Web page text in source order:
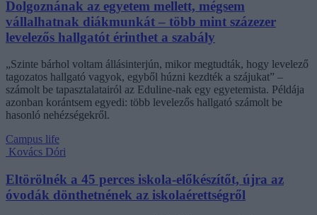
Dolgoznának az egyetem mellett, mégsem
vállalhatnak diákmunkát – több mint százezer
levelezős hallgatót érinthet a szabály
„Szinte bárhol voltam állásinterjún, mikor megtudták, hogy levelező
tagozatos hallgató vagyok, egyből húzni kezdték a szájukat” –
számolt be tapasztalatairól az Eduline-nak egy egyetemista. Példája
azonban korántsem egyedi: több levelezős hallgató számolt be
hasonló nehézségekről.
Campus life
Kovács Dóri
Eltörölnék a 45 perces iskola-előkészítőt, újra az
óvodák dönthetnének az iskolaérettségről